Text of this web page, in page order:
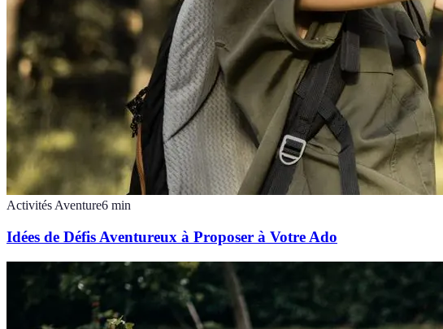
Activités Aventure6 min
Idées de Défis Aventureux à Proposer à Votre Ado